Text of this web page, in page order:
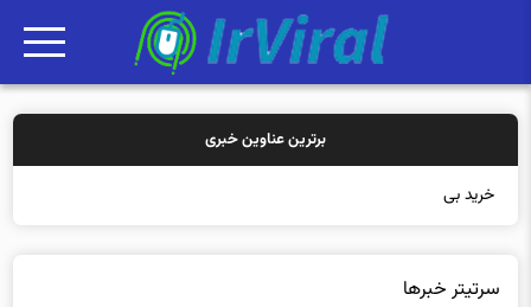
برترین عناوین خبری
خرید بیمه: سنتی
سرتیتر خبرها